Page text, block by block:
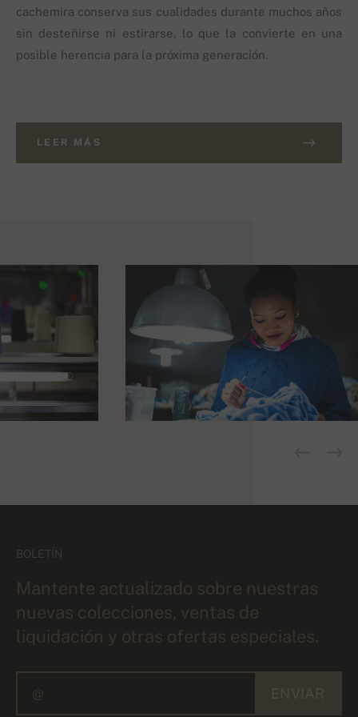
cachemira conserva sus cualidades durante muchos años
sin desteñirse ni estirarse, lo que la convierte en una
posible herencia para la próxima generación.
LEER MÁS
BOLETÍN
Mantente actualizado sobre nuestras
nuevas colecciones, ventas de
liquidación y otras ofertas especiales.